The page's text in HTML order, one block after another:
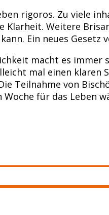
rigoros. Zu viele
Klarheit. Weitere
Ein neues Gesetz
macht es immer
mal einen klaren
Teilnahme von
für das Leben